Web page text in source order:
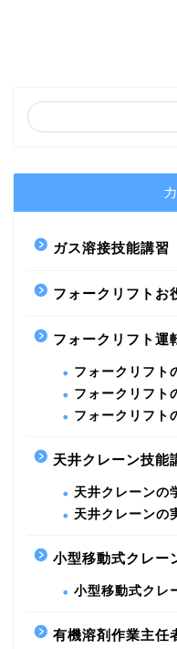
ガス溶接技能講習
フォークリフトお
フォークリフト運
フォークリフト
フォークリフト
フォークリフト
天井クレーン技能
天井クレーンの
天井クレーンの
小型移動式クレー
小型移動式クレ
有機溶剤作業主任